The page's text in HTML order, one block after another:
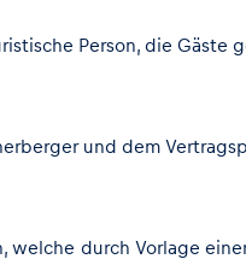
Person, die Gäste
und dem
welche durch Vorlage